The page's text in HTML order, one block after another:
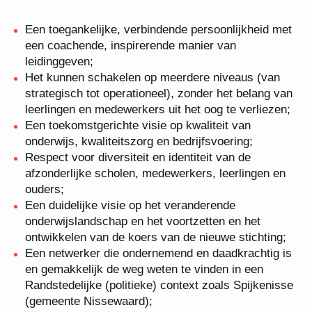
Een toegankelijke, verbindende persoonlijkheid met
een coachende, inspirerende manier van
leidinggeven;
Het kunnen schakelen op meerdere niveaus (van
strategisch tot operationeel), zonder het belang van
leerlingen en medewerkers uit het oog te verliezen;
Een toekomstgerichte visie op kwaliteit van
onderwijs, kwaliteitszorg en bedrijfsvoering;
Respect voor diversiteit en identiteit van de
afzonderlijke scholen, medewerkers, leerlingen en
ouders;
Een duidelijke visie op het veranderende
onderwijslandschap en het voortzetten en het
ontwikkelen van de koers van de nieuwe stichting;
Een netwerker die ondernemend en daadkrachtig is
en gemakkelijk de weg weten te vinden in een
Randstedelijke (politieke) context zoals Spijkenisse
(gemeente Nissewaard);